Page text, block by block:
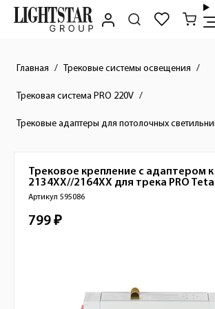
Главная Трековые системы освещения
Трековая система PRO 220V
Трековые адаптеры для потолочных
Краткое описание товара
Трековое крепление с адаптером к
2134XX//2164XX для трека PRO Teta
Артикул 595086
Стоимость товара
799 ₽